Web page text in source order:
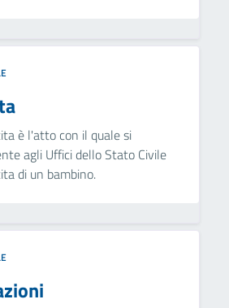
è l'atto con il quale si
agli Uffici dello Stato Civile
di un bambino.